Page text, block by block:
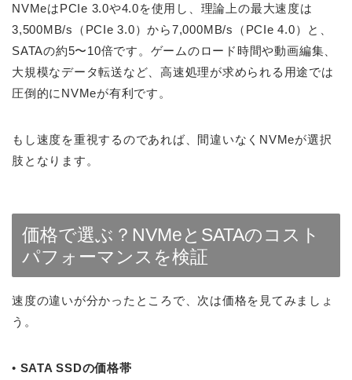
NVMeはPCIe 3.0や4.0を使用し、理論上の最大速度は
3,500MB/s（PCIe 3.0）から7,000MB/s（PCIe 4.0）と、
SATAの約5〜10倍です。ゲームのロード時間や動画編集、
大規模なデータ転送など、高速処理が求められる用途では
圧倒的にNVMeが有利です。
もし速度を重視するのであれば、間違いなくNVMeが選択
肢となります。
価格で選ぶ？NVMeとSATAのコスト
パフォーマンスを検証
速度の違いが分かったところで、次は価格を見てみましょ
う。
• SATA SSDの価格帯